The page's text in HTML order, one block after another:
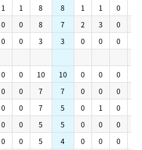
1 1 8 8 1 1 0
0 0 8 7 2 3 0
0 0 3 3 0 0 0
0 0 10 10 0 0 0
0 0 7 7 0 0 0
0 0 7 5 0 1 0
0 0 5 5 0 0 0
0 0 5 4 0 0 0
1 1 8 8 1 1 0
0 0 8 7 2 3 0
0 0 3 3 0 0 0
0 0 10 10 0 0 0
0 0 7 7 0 0 0
0 0 7 5 0 1 0
0 0 5 5 0 0 0
0 0 5 4 0 0 0
1 1 8 8 1 1 0
0 0 8 7 2 3 0
0 0 3 3 0 0 0
0 0 10 10 0 0 0
0 0 7 7 0 0 0
0 0 7 5 0 1 0
0 0 5 5 0 0 0
0 0 5 4 0 0 0
1 1 8 8 1 1 0
0 0 8 7 2 3 0
0 0 3 3 0 0 0
0 0 10 10 0 0 0
0 0 7 7 0 0 0
0 0 7 5 0 1 0
0 0 5 5 0 0 0
0 0 5 4 0 0 0